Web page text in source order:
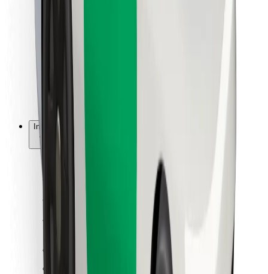
Kwa madereva
Kwa matarishi
Kwa migahawa
Bolt kwa Biashara
Ingine
Wasambazaji
Vigezo na Masharti
Pata gari ndani ya dakika!
Pakua Programu ya Bolt